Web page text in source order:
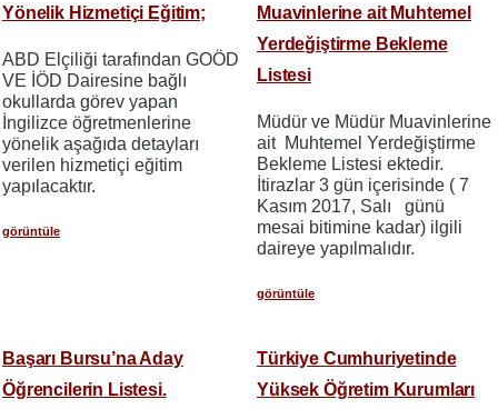
Yönelik Hizmetiçi Eğitim;
ABD Elçiliği tarafından GOÖD
VE İÖD Dairesine bağlı
okullarda görev yapan
İngilizce öğretmenlerine
yönelik aşağıda detayları
verilen hizmetiçi eğitim
yapılacaktır.
görüntüle
Muavinlerine ait Muhtemel
Yerdeğiştirme Bekleme
Listesi
Müdür ve Müdür Muavinlerine
ait Muhtemel Yerdeğiştirme
Bekleme Listesi ektedir.
İtirazlar 3 gün içerisinde ( 7
Kasım 2017, Salı günü
mesai bitimine kadar) ilgili
daireye yapılmalıdır.
görüntüle
Başarı Bursu’na Aday
Öğrencilerin Listesi.
Türkiye Cumhuriyetinde
Yüksek Öğretim Kurumları